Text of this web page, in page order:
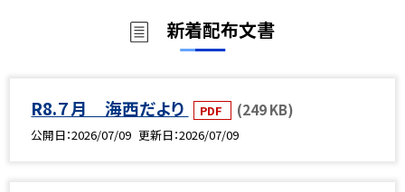
新着配布文書
R8.７月 海西だより PDF (249 KB)
公開日 2026/07/09 更新日 2026/07/09